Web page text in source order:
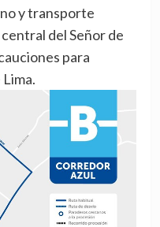
y transporte
del Señor de
para